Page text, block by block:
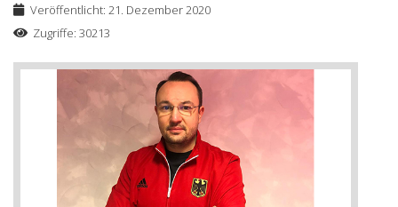
Veröffentlicht: 21. Dezember 2020
Zugriffe: 30213